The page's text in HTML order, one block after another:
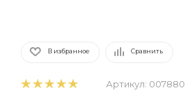
В избранное Сравнить
Артикул: 007880